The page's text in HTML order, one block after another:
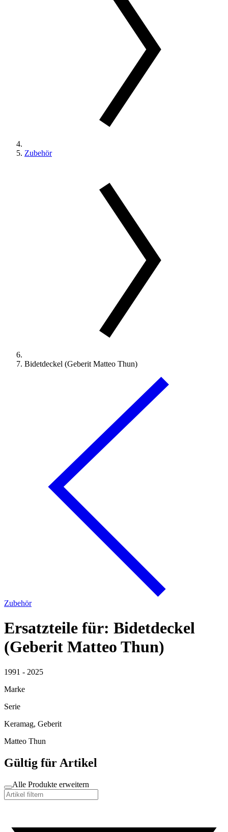
Zubehör
Bidetdeckel (Geberit Matteo Thun)
Zubehör
Ersatzteile für: Bidetdeckel
(Geberit Matteo Thun)
1991 - 2025
Marke
Serie
Keramag, Geberit
Matteo Thun
Gültig für Artikel
Alle Produkte erweitern